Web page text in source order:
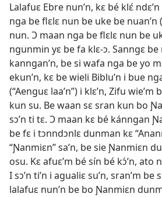
Lalafuɛ Ebre nun’n, kɛ bé klɛ́
nga be flɛlɛ nun be uke be nuan’n
nun. Ɔ maan nga be flɛlɛ nun be
ngunmin yɛ be fa klɛ-ɔ. Sanngɛ be
kanngan’n, be si wafa nga be yo
ekun’n, kɛ be wieli Biblu’n i bue
(“Aenguɛ laa’n”) i klɛ’n, Zifu
kun su. Be waan sɛ sran kun bo
sɔ’n ti tɛ. Ɔ maan kɛ bé kánngan
be fɛ i tɔnndɔnlɛ dunman kɛ
“Ɲanmiɛn” sa’n, be sie Ɲanmiɛn
osu. Kɛ afuɛ’m bé sín bé kɔ́’n, ato
I sɔ’n ti’n i agualiɛ su’n, sran’m
lalafuɛ nun’n be bo Ɲanmiɛn